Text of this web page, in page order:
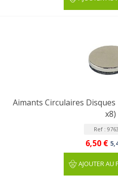
Aimants Circulaires
x8)
Ref : 9763
6,50 €
AJOUTER AU